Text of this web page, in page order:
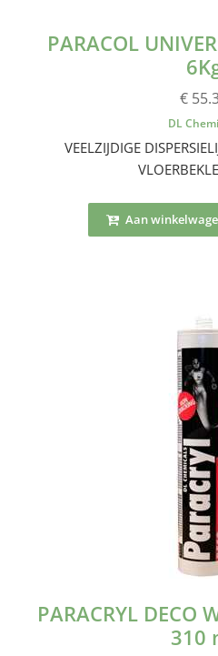
PARACOL
€
DL
VEELZIJDIGE
Aan
PARACRYL DECO
310